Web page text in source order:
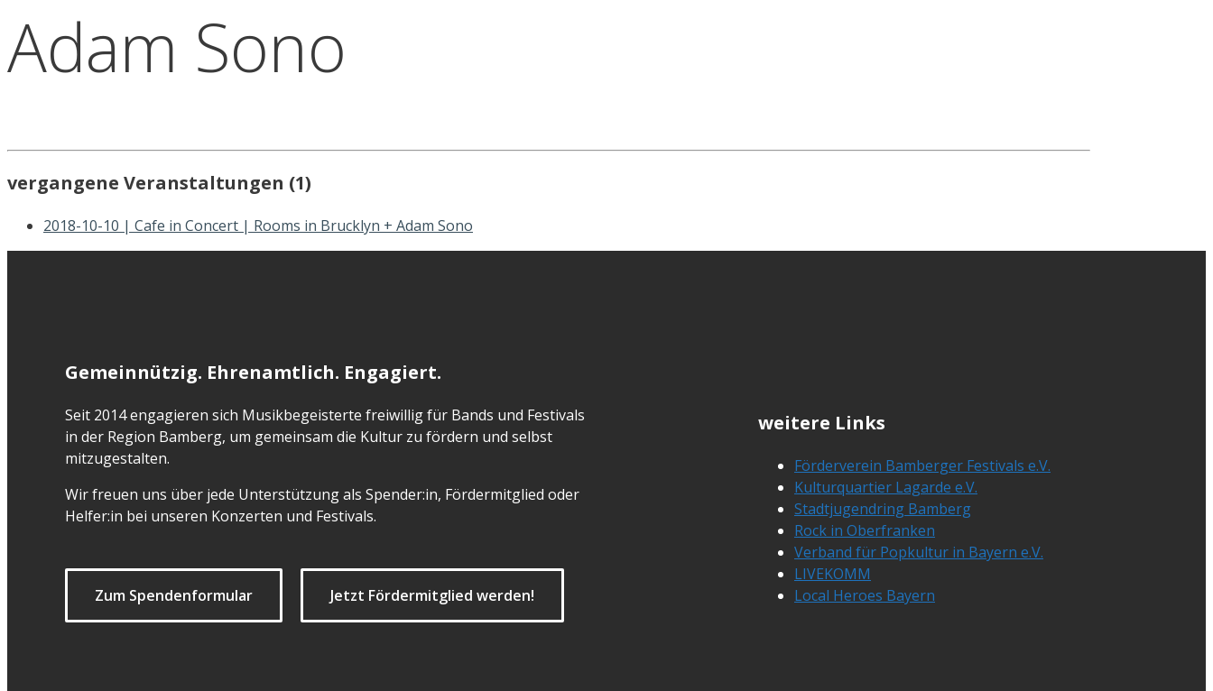
Adam Sono
vergangene Veranstaltungen (1)
2018-10-10 | Cafe in Concert | Rooms in Brucklyn + Adam Sono
Gemeinnützig. Ehrenamtlich. Engagiert.
Seit 2014 engagieren sich Musikbegeisterte freiwillig für Bands und Festivals
in der Region Bamberg, um gemeinsam die Kultur zu fördern und selbst
mitzugestalten.
Wir freuen uns über jede Unterstützung als Spender:in, Fördermitglied oder
Helfer:in bei unseren Konzerten und Festivals.
Zum Spendenformular Jetzt Fördermitglied werden!
weitere Links
Förderverein Bamberger Festivals e.V.
Kulturquartier Lagarde e.V.
Stadtjugendring Bamberg
Rock in Oberfranken
Verband für Popkultur in Bayern e.V.
LIVEKOMM
Local Heroes Bayern